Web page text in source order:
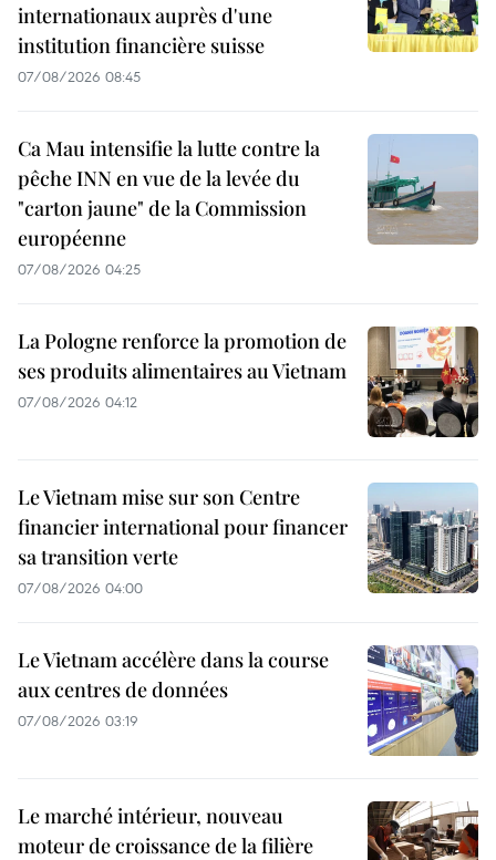
internationaux auprès d'une
institution financière suisse
07/08/2026 08:45
Ca Mau intensifie la lutte contre la
pêche INN en vue de la levée du
"carton jaune" de la Commission
européenne
07/08/2026 04:25
La Pologne renforce la promotion de
ses produits alimentaires au Vietnam
07/08/2026 04:12
Le Vietnam mise sur son Centre
financier international pour financer
sa transition verte
07/08/2026 04:00
Le Vietnam accélère dans la course
aux centres de données
07/08/2026 03:19
Le marché intérieur, nouveau
moteur de croissance de la filière